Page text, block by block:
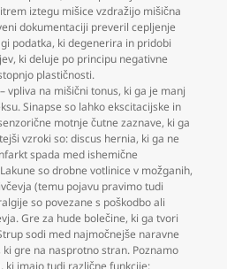
iztegu mišice vzdražijo mišična
dokumentaciji preveril cepljenje
podatka, ki degenerira in pridobi
, ki deluje po principu negativne
plastičnosti.
vpliva na mišični tonus, ki ga je manj
Sinapse so lahko ekscitacijske in
motnje čutne zaznave, ki ga
vzroki so: discus hernia, ki ga ne
spada med ishemične
so drobne votlinice v možganih,
(temu pojavu pravimo tudi
so povezane s poškodbo ali
Gre za hude bolečine, ki ga tvori
sodi med najmočnejše naravne
ki gre na nasprotno stran. Poznamo
, ki imajo tudi različne funkcije: